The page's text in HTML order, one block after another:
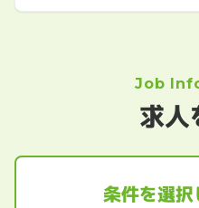
Job
求人
条件を選